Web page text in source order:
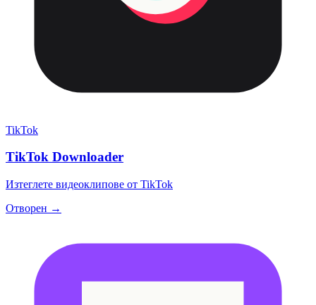
TikTok
TikTok Downloader
Изтеглете видеоклипове от TikTok
Отворен →